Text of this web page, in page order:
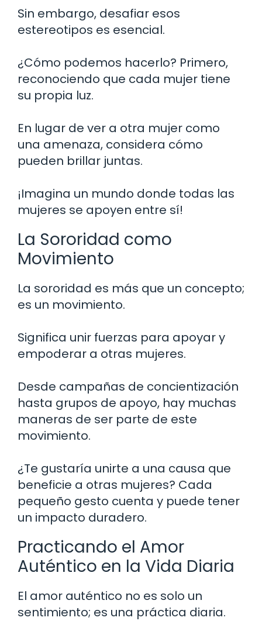
Sin embargo, desafiar esos
estereotipos es esencial.
¿Cómo podemos hacerlo? Primero,
reconociendo que cada mujer tiene
su propia luz.
En lugar de ver a otra mujer como
una amenaza, considera cómo
pueden brillar juntas.
¡Imagina un mundo donde todas las
mujeres se apoyen entre sí!
La Sororidad como
Movimiento
La sororidad es más que un concepto;
es un movimiento.
Significa unir fuerzas para apoyar y
empoderar a otras mujeres.
Desde campañas de concientización
hasta grupos de apoyo, hay muchas
maneras de ser parte de este
movimiento.
¿Te gustaría unirte a una causa que
beneficie a otras mujeres? Cada
pequeño gesto cuenta y puede tener
un impacto duradero.
Practicando el Amor
Auténtico en la Vida Diaria
El amor auténtico no es solo un
sentimiento; es una práctica diaria.